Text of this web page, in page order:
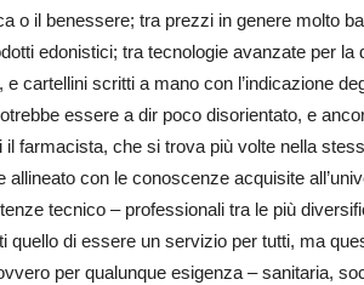
o il benessere; tra prezzi in genere molto
edonistici; tra tecnologie avanzate per
e cartellini scritti a mano con l’indicazione
essere a dir poco disorientato, e
il farmacista, che si trova più volte nella
allineato con le conoscenze acquisite
tecnico – professionali tra le più
quello di essere un servizio per tutti, ma
per qualunque esigenza – sanitaria,